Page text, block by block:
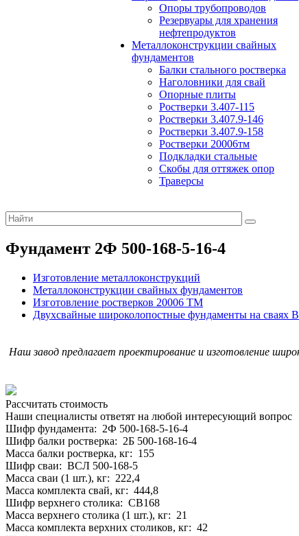
Опоры трубопроводов
Резервуары для хранения
нефтепродуктов
Металлоконструкции свайных
фундаментов
Балки стального ростверка
Наголовники для свай
Опорные плиты
Ростверки 3.407-115
Ростверки 3.407.9-146
Ростверки 3.407.9-158
Ростверки 20006тм
Подкладки стальные
Скобы для оттяжек опор
Траверсы
Фундамент 2Ф 500-168-5-16-4
Изготовление металлоконструкций
Металлоконструкции свайных фундаментов
Изготовление ростверков 20006 ТМ
Двухсвайные широколопостные фундаменты на сваях
Наш завод предлагает проектирование и изготовление
Рассчитать стоимость
Наши специалисты ответят на любой интересующий вопрос
Шифр фундамента: 2Ф 500-168-5-16-4
Шифр балки ростверка: 2Б 500-168-16-4
Масса балки ростверка, кг: 155
Шифр сваи: ВСЛ 500-168-5
Масса сваи (1 шт.), кг: 222,4
Масса комплекта свай, кг: 444,8
Шифр верхнего столика: СВ168
Масса верхнего столика (1 шт.), кг: 21
Масса комплекта верхних столиков, кг: 42